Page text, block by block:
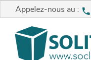
Appelez-nous au :